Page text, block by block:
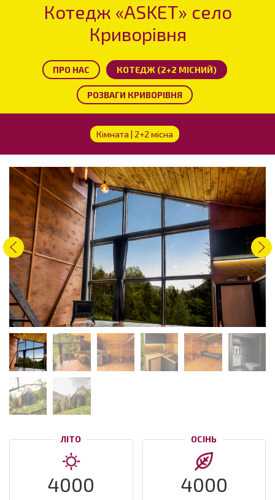
Котедж «ASKET» село
Криворівня
ПРО НАС КОТЕДЖ (2+2 МІСНИЙ)
РОЗВАГИ КРИВОРІВНЯ
Кімната | 2+2 місна
ЛІТО
4000
ОСІНЬ
4000